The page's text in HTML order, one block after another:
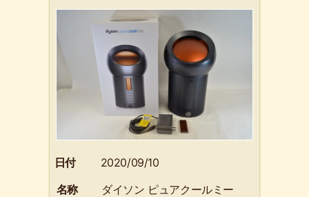
日付
2020/09/10
名称
ダイソン ピュアクールミー